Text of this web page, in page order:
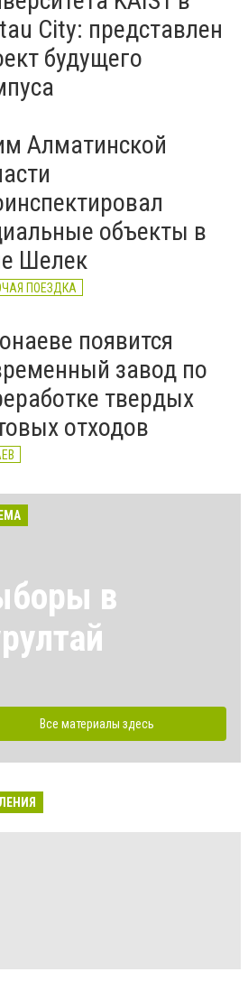
City: представлен
будущего
Алматинской
объекты в
Шелек
ПОЕЗДКА
появится
завод по
твердых
отходов
в
Все материалы здесь